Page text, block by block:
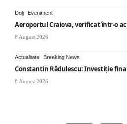
Dolj Eveniment
Aeroportul Craiova, verificat într-o
8 August 2026
Actualitate Breaking News
Constantin Rădulescu: Investiție
8 August 2026